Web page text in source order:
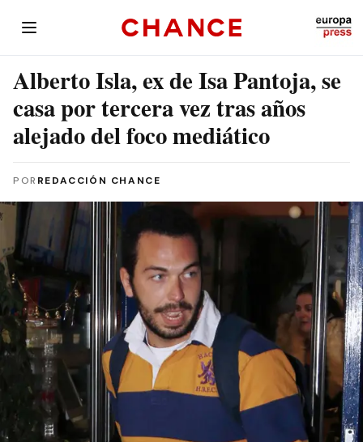
Alberto Isla, ex de Isa Pantoja, se
casa por tercera vez tras años
alejado del foco mediático
POR REDACCIÓN CHANCE